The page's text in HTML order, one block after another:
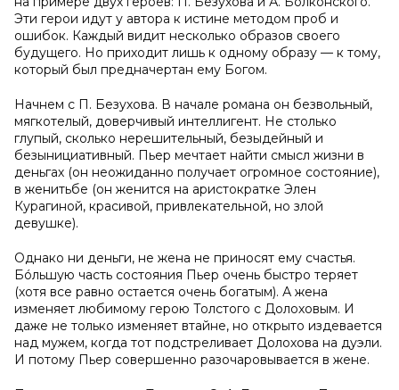
Эти герои идут у автора к истине методом проб и
ошибок. Каждый видит несколько образов своего
будущего. Но приходит лишь к одному образу — к тому,
который был предначертан ему Богом.
Начнем с П. Безухова. В начале романа он безвольный,
мягкотелый, доверчивый интеллигент. Не столько
глупый, сколько нерешительный, безыдейный и
безынициативный. Пьер мечтает найти смысл жизни в
деньгах (он неожиданно получает огромное состояние),
в женитьбе (он женится на аристократке Элен
Курагиной, красивой, привлекательной, но злой
девушке).
Однако ни деньги, не жена не приносят ему счастья.
Бóльшую часть состояния Пьер очень быстро теряет
(хотя все равно остается очень богатым). А жена
изменяет любимому герою Толстого с Долоховым. И
даже не только изменяет втайне, но открыто издевается
над мужем, когда тот подстреливает Долохова на дуэли.
И потому Пьер совершенно разочаровывается в жене.